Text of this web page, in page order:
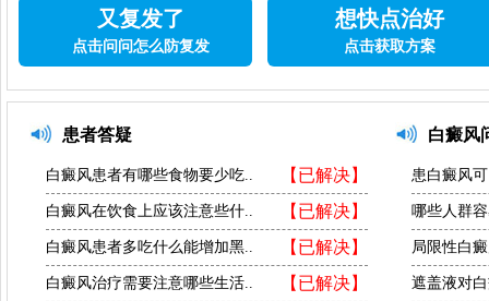
又复发了
点击问问怎么防复发
想快点治好
点击获取方案
患者答疑
【已解决】
白癜风患者有哪些食物要少吃..
【已解决】
白癜风在饮食上应该注意些什..
【已解决】
白癜风患者多吃什么能增加黑..
【已解决】
白癜风治疗需要注意哪些生活..
白癜风
患白癜风
哪些人群
局限性白
遮盖液对